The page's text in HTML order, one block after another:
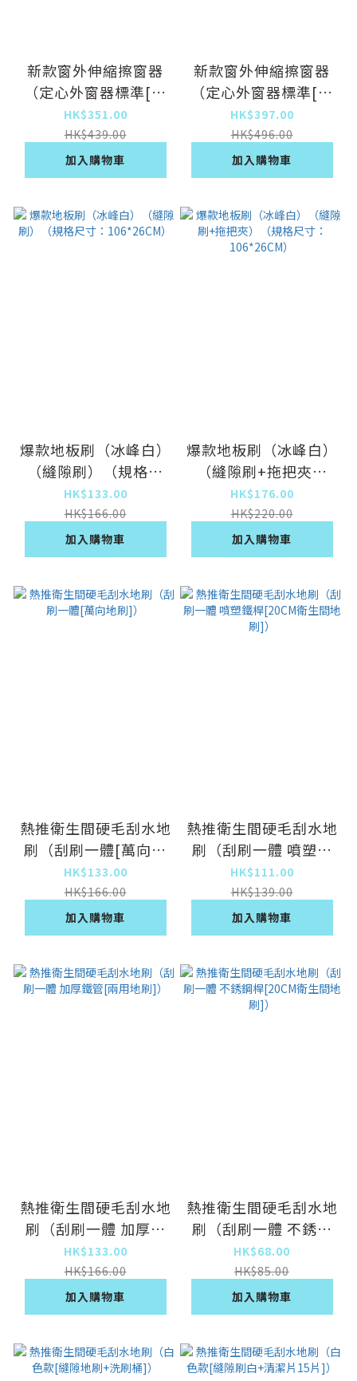
新款窗外伸縮擦窗器
（定心外窗器標準[清
潔棉頭1個]）
HK$351.00
HK$439.00
加入購物車
新款窗外伸縮擦窗器
（定心外窗器標準[清
潔棉頭3個]）
HK$397.00
HK$496.00
加入購物車
爆款地板刷（冰峰白）
（縫隙刷）（規格尺
寸：106*26CM）
HK$133.00
HK$166.00
加入購物車
爆款地板刷（冰峰白）
（縫隙刷+拖把夾）
（規格尺寸：
106*26CM）
HK$176.00
HK$220.00
加入購物車
熱推衛生間硬毛刮水地
刷（刮刷一體[萬向地
刷]）
HK$133.00
HK$166.00
加入購物車
熱推衛生間硬毛刮水地
刷（刮刷一體 噴塑鐵
桿[20CM衛生間地
刷]）
HK$111.00
HK$139.00
加入購物車
熱推衛生間硬毛刮水地
刷（刮刷一體 加厚鐵
管[兩用地刷]）
HK$133.00
HK$166.00
加入購物車
熱推衛生間硬毛刮水地
刷（刮刷一體 不銹鋼
桿[20CM衛生間地
刷]）
HK$68.00
HK$85.00
加入購物車